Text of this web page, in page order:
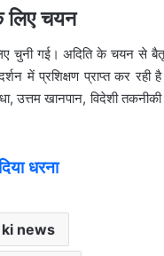
लिए चयन
चुनी गई। अदिति के चयन से
में प्रशिक्षण प्राप्त कर रही
उत्तम खानपान, विदेशी
धरना
news